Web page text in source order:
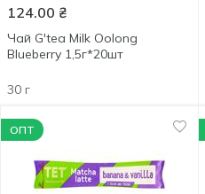
124.00 ₴
Чай G'tea Milk Oolong
Blueberry 1,5г*20шт
30 г
ОПТ